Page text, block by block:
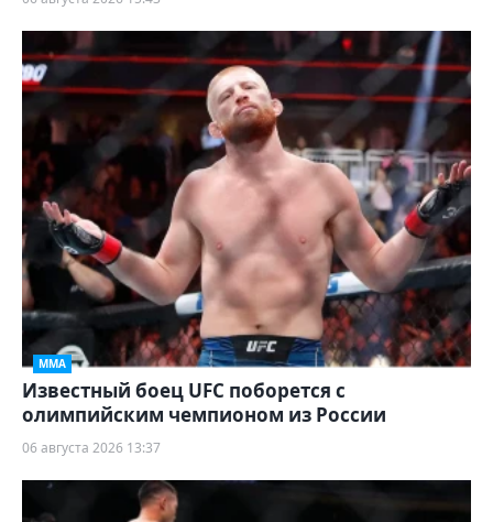
ММА
Известный боец UFC поборется с
олимпийским чемпионом из России
06 августа 2026 13:37